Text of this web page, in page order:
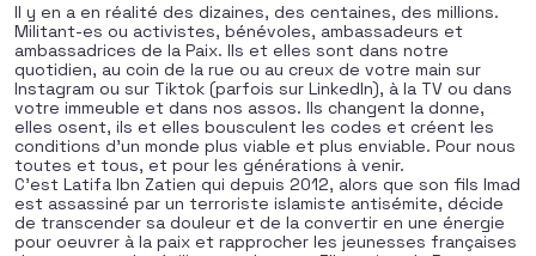
Il y en a en réalité des dizaines, des centaines, des millions.
Militant-es ou activistes, bénévoles, ambassadeurs et
ambassadrices de la Paix. Ils et elles sont dans notre
quotidien, au coin de la rue ou au creux de votre main sur
Instagram ou sur Tiktok (parfois sur LinkedIn), à la TV ou dans
votre immeuble et dans nos assos. Ils changent la donne,
elles osent, ils et elles bousculent les codes et créent les
conditions d’un monde plus viable et plus enviable. Pour nous
toutes et tous, et pour les générations à venir.
C’est Latifa Ibn Zatien qui depuis 2012, alors que son fils Imad
est assassiné par un terroriste islamiste antisémite, décide
de transcender sa douleur et de la convertir en une énergie
pour oeuvrer à la paix et rapprocher les jeunesses françaises